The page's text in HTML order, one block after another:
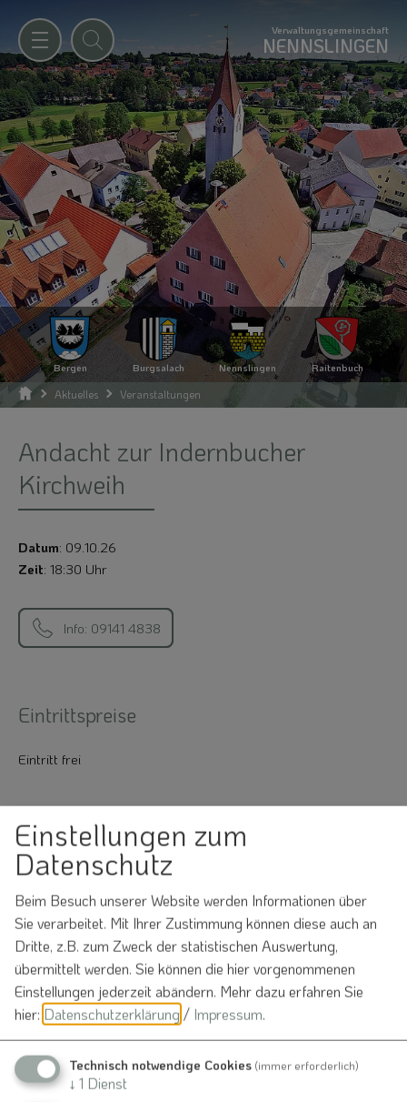
Verwaltungsgemeinschaft
NENNSLINGEN
Bergen Burgsalach Nennslingen Raitenbuch
Aktuelles Veranstaltungen
Andacht zur Indernbucher
Kirchweih
Datum: 09.10.26
Zeit: 18:30 Uhr
Info: 09141 4838
Eintrittspreise
Eintritt frei
bereitgestellte externe Inhalte laden?
Ja Immer
Treffpunkt: Glockenturm Indernbuch
Veranstaltung ohne festen Ort
Einstellungen zum
Datenschutz
Beim Besuch unserer Website werden Informationen über
Sie verarbeitet. Mit Ihrer Zustimmung können diese auch an
Dritte, z.B. zum Zweck der statistischen Auswertung,
übermittelt werden. Sie können die hier vorgenommenen
Einstellungen jederzeit abändern. Mehr dazu erfahren Sie
hier: Datenschutzerklärung/ Impressum.
Technisch notwendige Cookies (immer erforderlich)
↓ 1 Dienst